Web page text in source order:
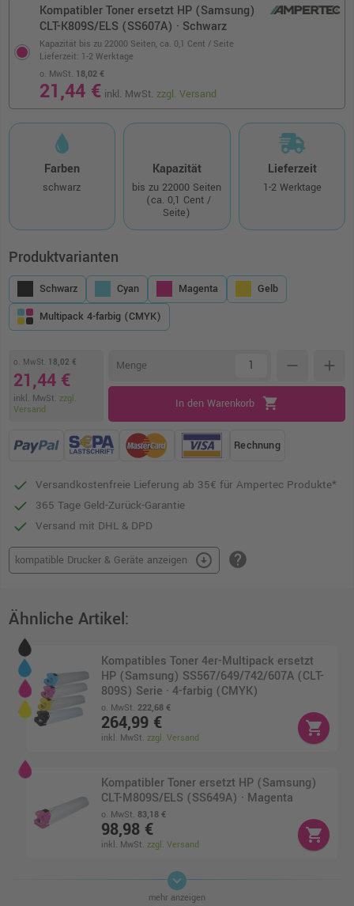
Kompatibler Toner ersetzt HP (Samsung)
CLT-K809S/ELS (SS607A) · Schwarz
Kapazität bis zu 22000 Seiten, ca. 0,1 Cent / Seite
o. MwSt. 18,02 €
21,44 € inkl. MwSt.zzgl. Versand
Lieferzeit: 1-2 Werktage
Farben
schwarz
Kapazität
bis zu 22000 Seiten
(ca. 0,1 Cent /
Seite)
Lieferzeit
1-2 Werktage
Produktvarianten
Schwarz Cyan Magenta
Gelb
Multipack 4-farbig (CMYK)
o. MwSt. 18,02 €
21,44 €
inkl. MwSt. zzgl.
Versand
Menge remove add
In den Warenkorb shopping_cart
Rechnung
Versandkostenfreie Lieferung ab 35€ für Ampertec Produkte*
365 Tage Geld-Zurück-Garantie
Versand mit DHL & DPD
kompatible Drucker & Geräte anzeigen arrow_circle_down help
Ähnliche Artikel:
Kompatibles Toner 4er-Multipack ersetzt
HP (Samsung) SS567/649/742/607A (CLT-
809S) Serie · 4-farbig (CMYK)
o. MwSt. 222,68 €
264,99 €
inkl. MwSt.zzgl. Versand
shopping_cart
Kompatibler Toner ersetzt HP (Samsung)
CLT-M809S/ELS (SS649A) · Magenta
o. MwSt. 83,18 €
98,98 €
inkl. MwSt.zzgl. Versand
shopping_cart
Kompatibler Toner ersetzt HP (Samsung)
keyboard_arrow_down
mehr anzeigen